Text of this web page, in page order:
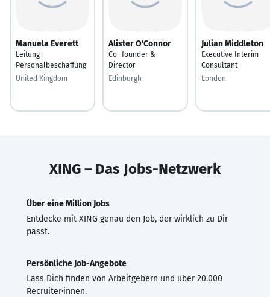
Manuela Everett
Leitung
Personalbeschaffung
United Kingdom
Alister O'Connor
Co -founder &
Director
Edinburgh
Julian Middleton
Executive Interim
Consultant
London
XING – Das Jobs-Netzwerk
Über eine Million Jobs
Entdecke mit XING genau den Job, der wirklich zu Dir
passt.
Persönliche Job-Angebote
Lass Dich finden von Arbeitgebern und über 20.000
Recruiter·innen.